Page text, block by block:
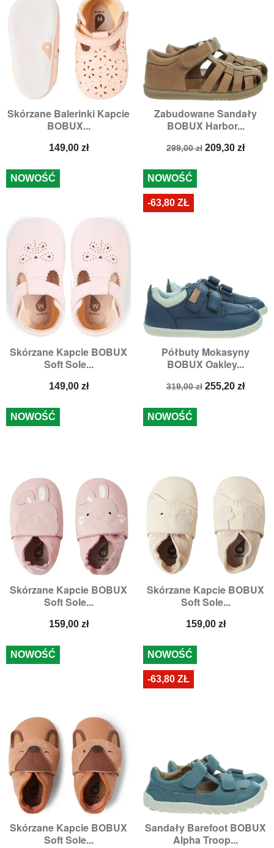
Skórzane Balerinki Kapcie
BOBUX...
Cena
149,00 zł
Zabudowane Sandały
BOBUX Harbor...
Cena
299,00 zł Cena
209,30 zł
Skórzane Kapcie BOBUX
Soft Sole...
Cena
149,00 zł
NOWOŚĆ
Półbuty Mokasyny
BOBUX Oakley...
Cena
319,00 zł Cena
255,20 zł
NOWOŚĆ
-63,80 ZŁ
Skórzane Kapcie BOBUX
Soft Sole...
Cena
159,00 zł
NOWOŚĆ
Skórzane Kapcie BOBUX
Soft Sole...
Cena
159,00 zł
NOWOŚĆ
Skórzane Kapcie BOBUX
Soft Sole...
NOWOŚĆ
Sandały Barefoot BOBUX
Alpha Troop...
NOWOŚĆ
-63,80 ZŁ